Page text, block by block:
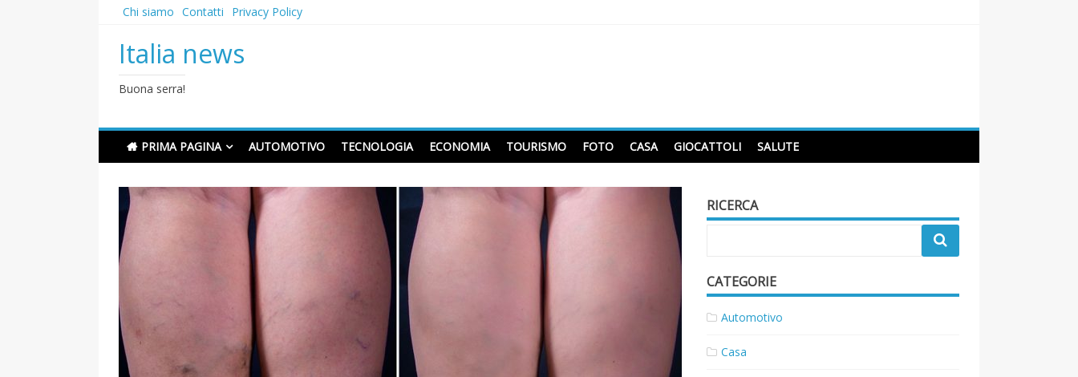
content
Chi siamo Contatti Privacy Policy
Italia news
Buona serra!
PRIMA PAGINA AUTOMOTIVO TECNOLOGIA ECONOMIA TOURISMO FOTO CASA GIOCATTOLI SALUTE
RICERCA
CATEGORIE
Automotivo
Casa